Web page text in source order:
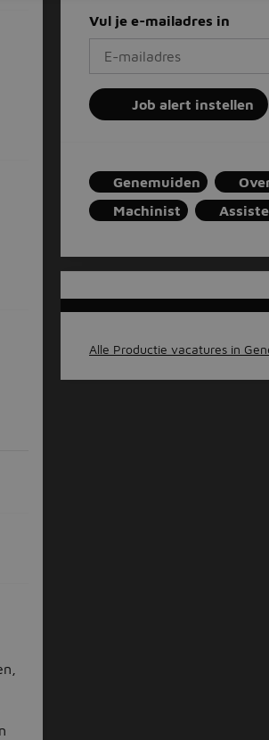
Vul je e-mailadres in
Job alert instellen
Genemuiden
Machinist
Alle Productie vacatures in